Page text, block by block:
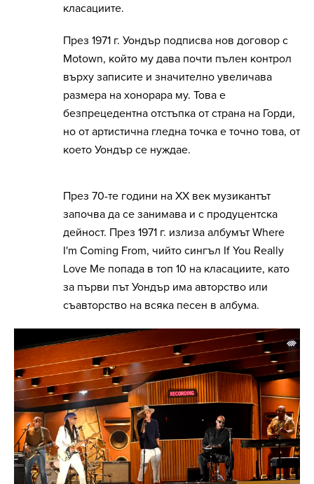
класациите.
През 1971 г. Уондър подписва нов договор с
Motown, който му дава почти пълен контрол
върху записите и значително увеличава
размера на хонорара му. Това е
безпрецедентна отстъпка от страна на Горди,
но от артистична гледна точка е точно това, от
което Уондър се нуждае.
През 70-те години на ХХ век музикантът
започва да се занимава и с продуцентска
дейност. През 1971 г. излиза албумът Where
I'm Coming From, чийто сингъл If You Really
Love Me попада в топ 10 на класациите, като
за първи път Уондър има авторство или
съавторство на всяка песен в албума.